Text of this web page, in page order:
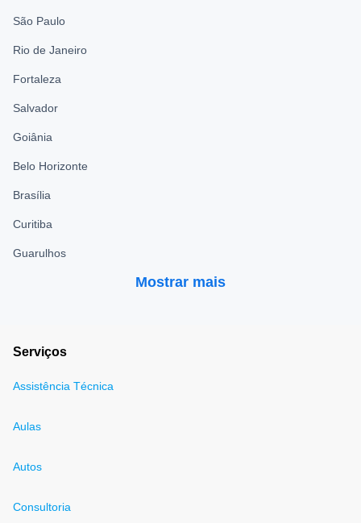
São Paulo
Rio de Janeiro
Fortaleza
Salvador
Goiânia
Belo Horizonte
Brasília
Curitiba
Guarulhos
Mostrar mais
Serviços
Assistência Técnica
Aulas
Autos
Consultoria